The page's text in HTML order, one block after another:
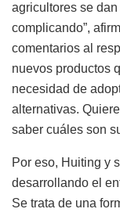
agricultores se
complicando”,
comentarios al
nuevos productos
necesidad de
alternativas.
saber cuáles son
Por eso, Huiting y
desarrollando el
Se trata de una